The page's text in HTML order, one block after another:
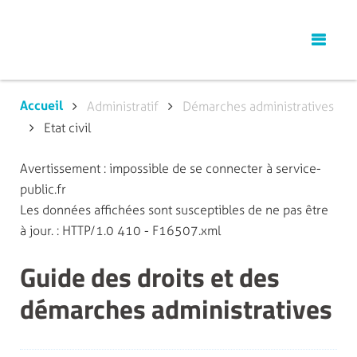
Accueil Administratif
Démarches administratives
Etat civil
Avertissement : impossible de se connecter à service-
public.fr
Les données affichées sont susceptibles de ne pas être
à jour. : HTTP/1.0 410 - F16507.xml
Guide des droits et des
démarches administratives